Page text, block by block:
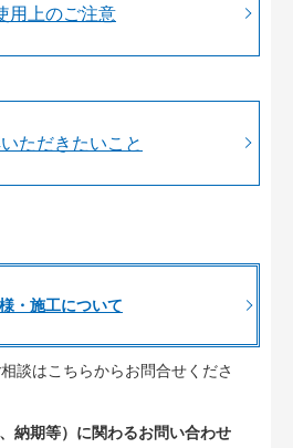
用上のご注意
ただきたいこと
・施工について
談はこちらからお問合せくださ
納期等）に関わるお問い合わせ